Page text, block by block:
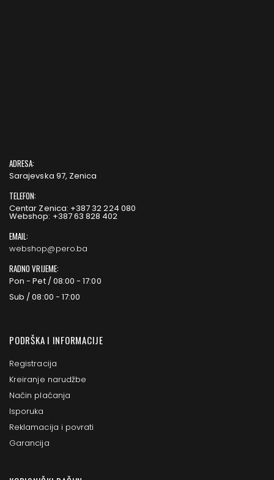
ADRESA:
Sarajevska 97, Zenica
TELEFON:
Centar Zenica: +387 32 224 080
Webshop: +387 63 828 402
EMAIL:
webshop@pero.ba
RADNO VRIJEME:
Pon - Pet / 08:00 - 17:00
Sub / 08:00 - 17:00
PODRŠKA I INFORMACIJE
Registracija
Kreiranje narudžbe
Način plaćanja
Isporuka
Reklamacija i povrati
Garancija